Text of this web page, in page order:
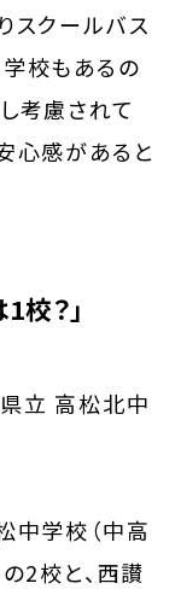
スクールバス
校もあるの
考慮されて
心感があると
校？」
立 高松北中
中学校（中高
2校と、西讃